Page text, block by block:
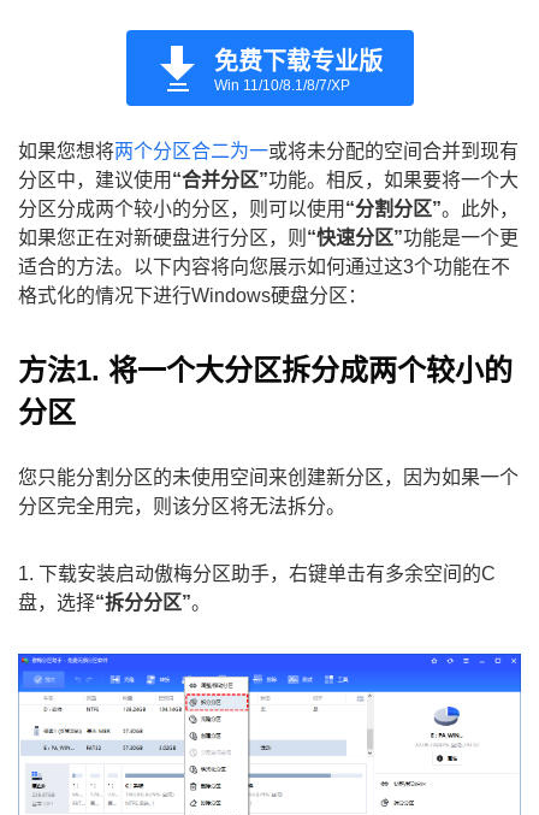
免费下载专业版
Win 11/10/8.1/8/7/XP
如果您想将两个分区合二为一或将未分配的空间合并到现有
分区中，建议使用 “合并分区”功能。相反，如果要将一个大
分区分成两个较小的分区，则可以使用 “分割分区”。此外，
如果您正在对新硬盘进行分区，则 “快速分区”功能是一个更
适合的方法。以下内容将向您展示如何通过这3个功能在不
格式化的情况下进行Windows硬盘分区：
方法1. 将一个大分区拆分成两个较小的
分区
您只能分割分区的未使用空间来创建新分区，因为如果一个
分区完全用完，则该分区将无法拆分。
1. 下载安装启动傲梅分区助手，右键单击有多余空间的C
盘，选择“拆分分区”。